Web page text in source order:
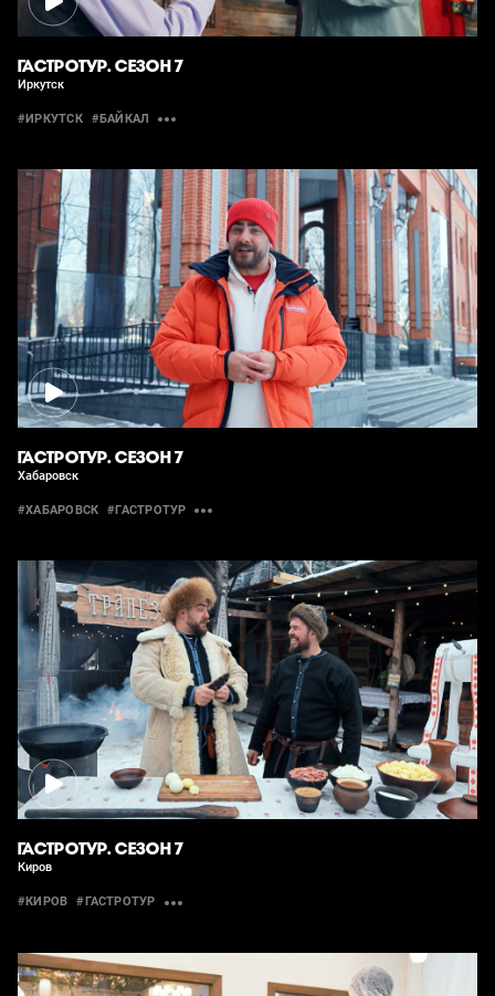
ГАСТРОТУР. СЕЗОН 7
Иркутск
#ИРКУТСК #БАЙКАЛ
ГАСТРОТУР. СЕЗОН 7
Хабаровск
#ХАБАРОВСК #ГАСТРОТУР
ГАСТРОТУР. СЕЗОН 7
Киров
#КИРОВ #ГАСТРОТУР